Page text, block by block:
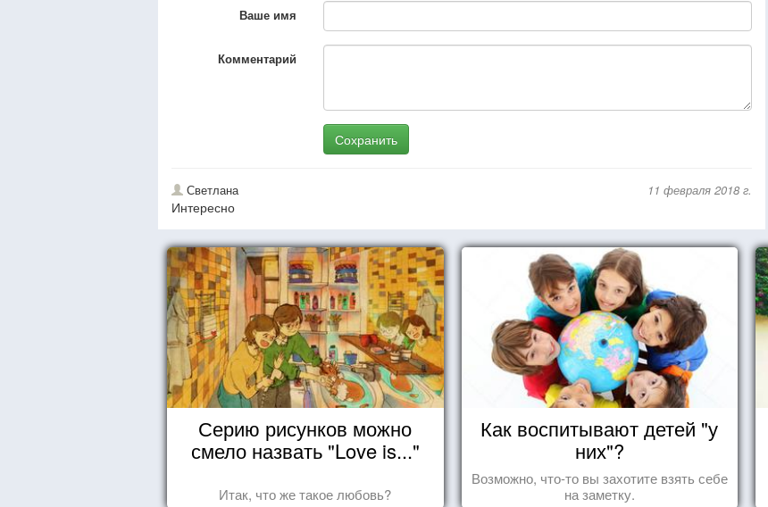
Ваше имя
Комментарий
Сохранить
Светлана 11 февраля 2018 г.
Интересно
Серию рисунков можно
смело назвать "Love is..."
Итак, что же такое любовь?
Как воспитывают детей "у
них"?
Возможно, что-то вы захотите взять себе
на заметку.